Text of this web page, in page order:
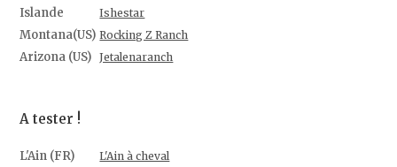
Islande Ishestar
Montana(US) Rocking Z Ranch
Arizona (US) Jetalenaranch
A tester !
L'Ain (FR) L'Ain à cheval